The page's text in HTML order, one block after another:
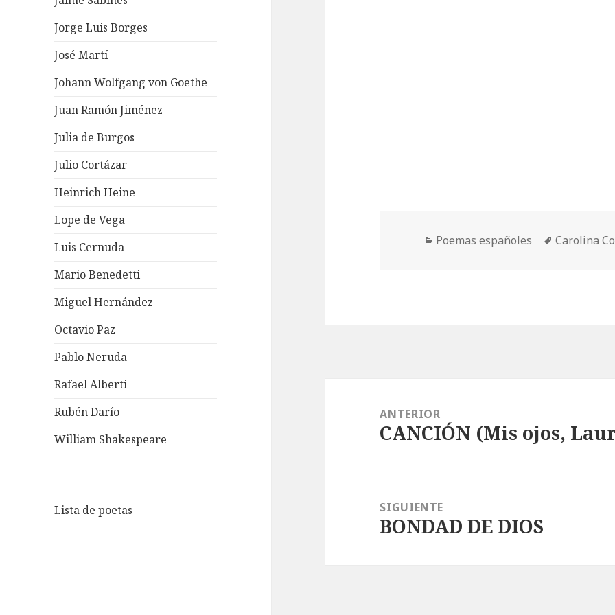
Jorge Luis Borges
José Martí
Johann Wolfgang von Goethe
Juan Ramón Jiménez
Julia de Burgos
Julio Cortázar
Heinrich Heine
Lope de Vega
Luis Cernuda
Mario Benedetti
Miguel Hernández
Octavio Paz
Pablo Neruda
Rafael Alberti
Rubén Darío
William Shakespeare
Lista de poetas
Categorías
Poemas españoles Etiquetas
Carolina
entradas
ANTERIOR
Entrada
CANCIÓN (Mis ojos,
SIGUIENTE
Entrada
BONDAD DE DIOS